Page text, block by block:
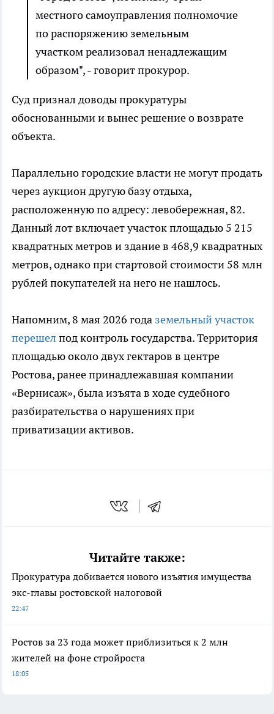
местного самоуправления полномочие
по распоряжению земельным
участком реализовал ненадлежащим
образом", - говорит прокурор.
Суд признал доводы прокуратуры
обоснованными и вынес решение о возврате
объекта.
Параллельно городские власти не могут продать
через аукцион другую базу отдыха,
расположенную по адресу: левобережная, 82.
Данный лот включает участок площадью 5 215
квадратных метров и здание в 468,9 квадратных
метров, однако при стартовой стоимости 58 млн
рублей покупателей на него не нашлось.
Напомним, 8 мая 2026 года земельный участок
перешел под контроль государства. Территория
площадью около двух гектаров в центре
Ростова, ранее принадлежавшая компании
«Вернисаж», была изъята в ходе судебного
разбирательства о нарушениях при
приватизации активов.
Читайте также:
Прокуратура добивается нового изъятия имущества
экс-главы ростовской налоговой
22:47
Ростов за 23 года может приблизиться к 2 млн
жителей на фоне стройроста
18:05